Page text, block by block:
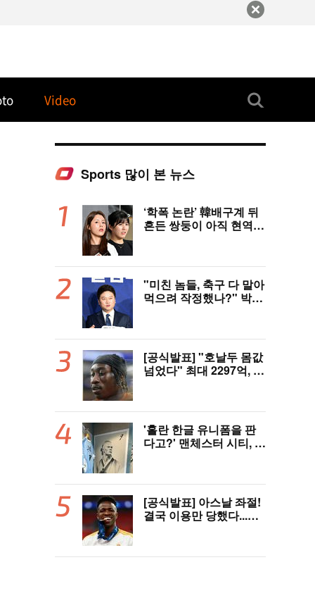
Video
Sports 많이 본 뉴스
‘학폭 논란’ 韓배구계 뒤
흔든 쌍둥이 아직 현역이
정
"미친 놈들, 축구 다 말아
먹으려 작정했나?" 박문
"국제적 망신, 국제 문제
될 수도"
[공식발표] "호날두 몸값
넘었다" 최대 2297억, 초
다..."구단 역사상 가장
비싼 영입"
'홀란 한글 유니폼을 판
다고?' 맨체스터 시티, 팝
[공식발표] 아스날 좌절!
결국 이용만 당했다...비
적 잔류 "2032년까지 재